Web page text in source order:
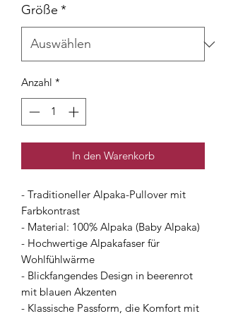
Größe *
Anzahl *
In den Warenkorb
- Traditioneller Alpaka-Pullover mit
Farbkontrast
- Material: 100% Alpaka (Baby Alpaka)
- Hochwertige Alpakafaser für
Wohlfühlwärme
- Blickfangendes Design in beerenrot
mit blauen Akzenten
- Klassische Passform, die Komfort mit